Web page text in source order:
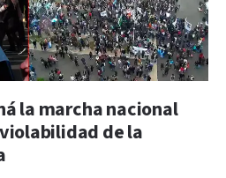
la marcha nacional
de la